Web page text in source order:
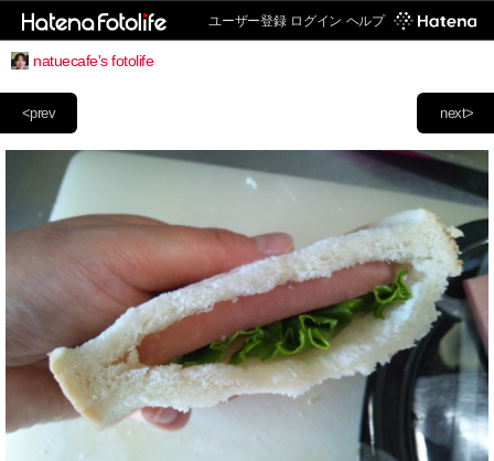
ユーザー登録 ログイン ヘルプ
natuecafe's fotolife
next>
<prev